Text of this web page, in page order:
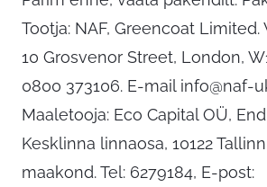
Tootja: NAF, Greencoat Limited.
10 Grosvenor Street, London,
0800 373106. E-mail info@naf-
Maaletooja: Eco Capital OÜ,
Kesklinna linnaosa, 10122
maakond. Tel: 6279184, E-post: